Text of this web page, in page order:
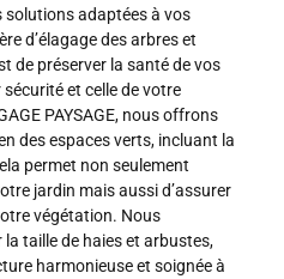
solutions adaptées à vos
d’élagage des arbres et
de préserver la santé de vos
et celle de votre
PAYSAGE, nous offrons
des espaces verts, incluant la
permet non seulement
jardin mais aussi d’assurer
végétation. Nous
taille de haies et arbustes,
harmonieuse et soignée à